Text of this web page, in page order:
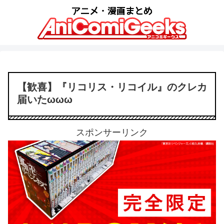
【歓喜】『リコリス・リコイル』のクレカ
届いたωωω
スポンサーリンク